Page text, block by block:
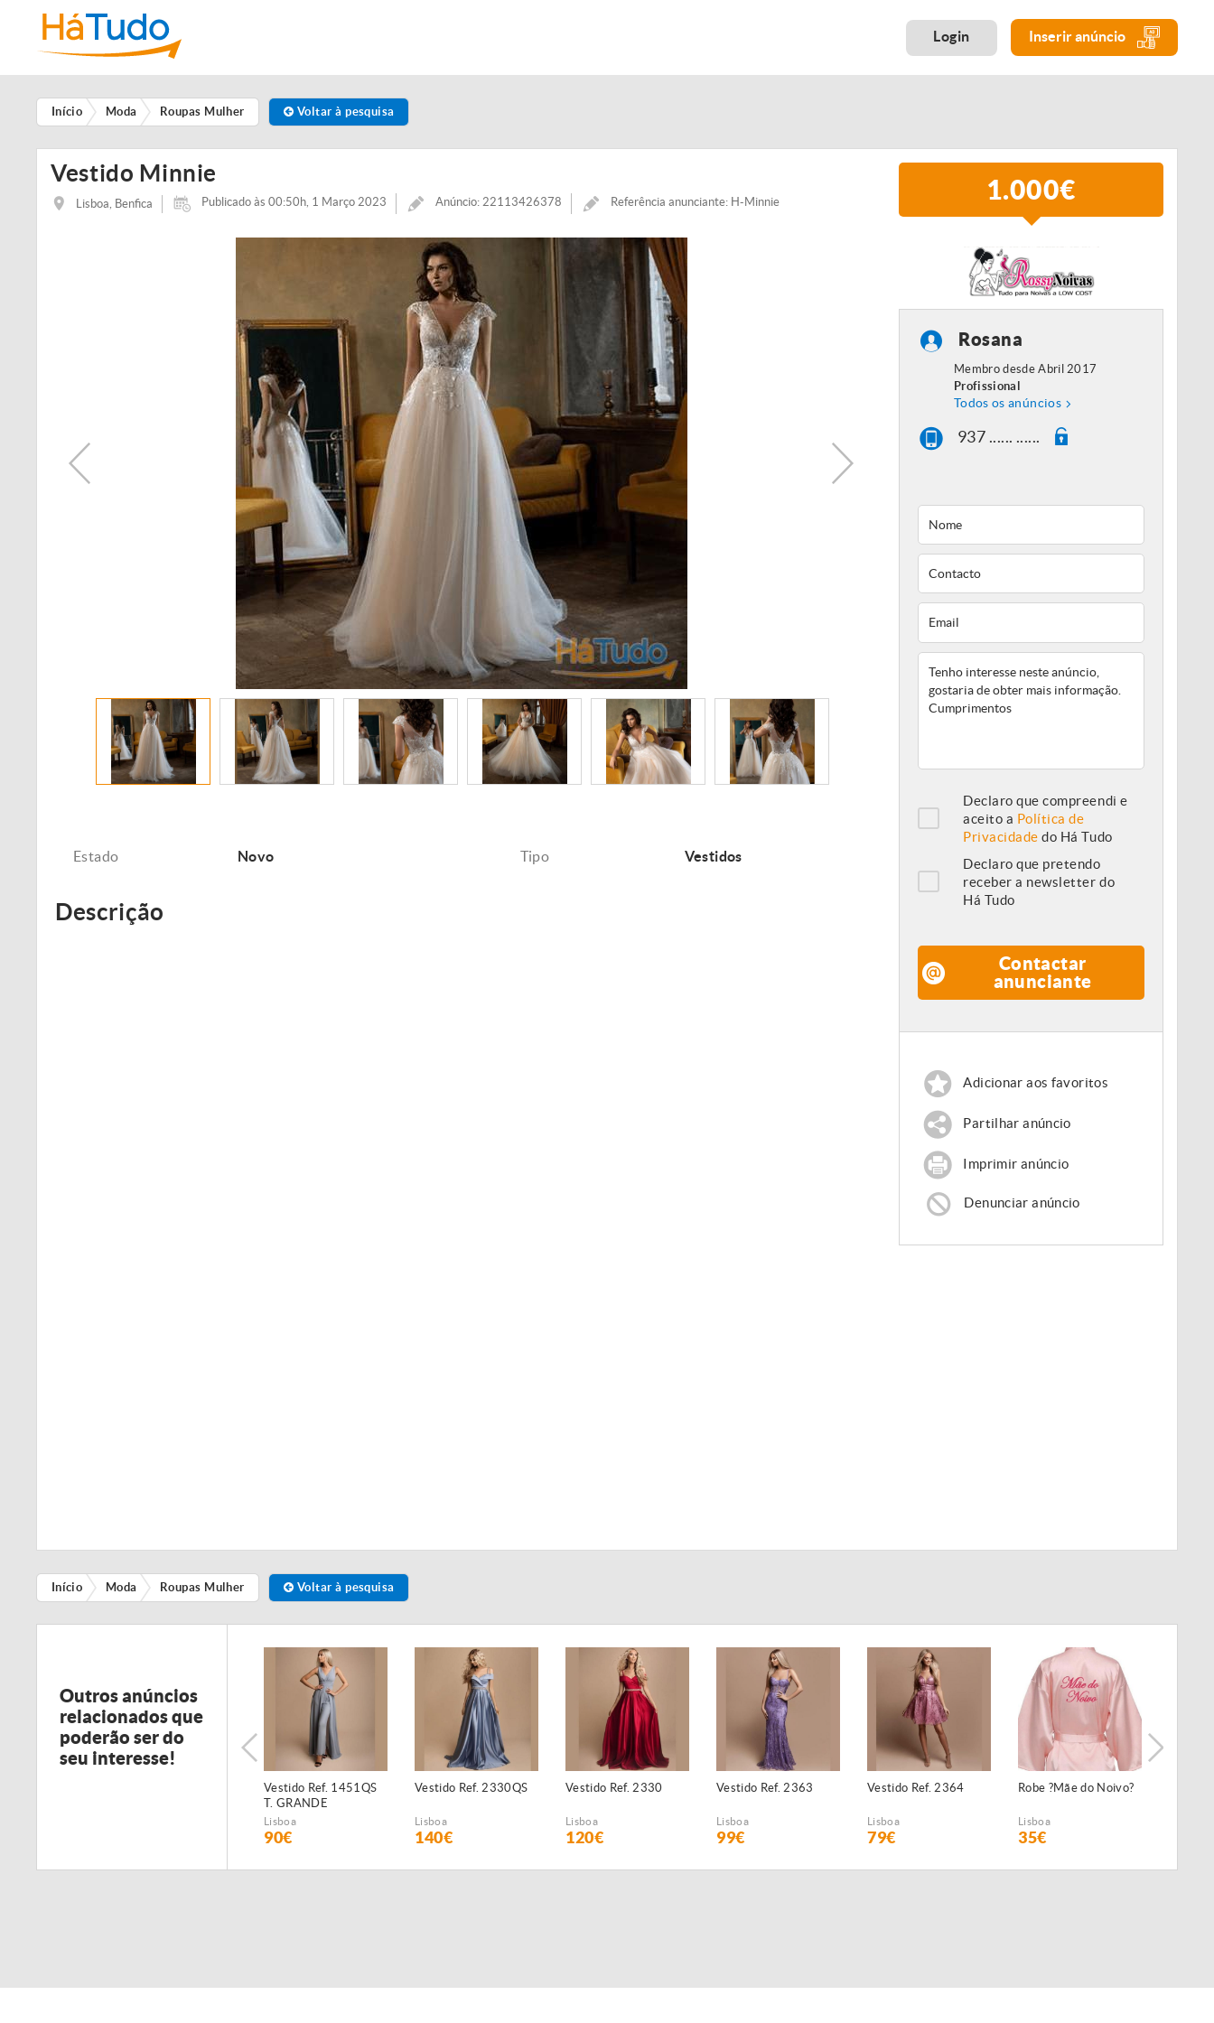
Login Inserir anúncio
Início Moda Roupas Mulher Voltar à pesquisa
Vestido Minnie
Lisboa, Benfica Publicado às 00:50h, 1 Março 2023 Anúncio: 22113426378 Referência anunciante: H-Minnie 1.000€
Estado Novo Tipo Vestidos
Descrição
Rosana
Membro desde Abril 2017
Profissional
Todos os anúncios
937 ...... ......
Declaro que compreendi e
aceito a Política de
Privacidade do Há Tudo
Declaro que pretendo
receber a newsletter do
Há Tudo
Contactar
anunciante
Adicionar aos favoritos
Partilhar anúncio
Imprimir anúncio
Denunciar anúncio
Início Moda Roupas Mulher Voltar à pesquisa
Outros anúncios
relacionados que
poderão ser do
seu interesse!
Vestido Ref. 1451QS
T. GRANDE
Lisboa
90€
Vestido Ref. 2330QS
Lisboa
140€
Vestido Ref. 2330
Lisboa
120€
Vestido Ref. 2363
Lisboa
99€
Vestido Ref. 2364
Lisboa
79€
Robe ?Mãe do Noivo?
Lisboa
35€